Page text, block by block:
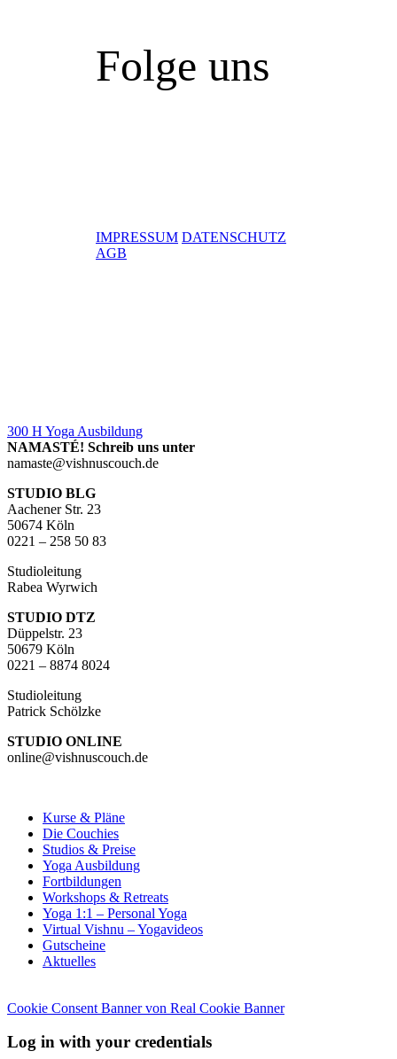
Folge uns
IMPRESSUM DATENSCHUTZ
AGB
300 H Yoga Ausbildung
NAMASTÉ! Schreib uns unter
namaste@vishnuscouch.de
STUDIO BLG
Aachener Str. 23
50674 Köln
0221 – 258 50 83
Studioleitung
Rabea Wyrwich
STUDIO DTZ
Düppelstr. 23
50679 Köln
0221 – 8874 8024
Studioleitung
Patrick Schölzke
STUDIO ONLINE
online@vishnuscouch.de
Kurse & Pläne
Die Couchies
Studios & Preise
Yoga Ausbildung
Fortbildungen
Workshops & Retreats
Yoga 1:1 – Personal Yoga
Virtual Vishnu – Yogavideos
Gutscheine
Aktuelles
Cookie Consent Banner von Real Cookie Banner
Log in with your credentials